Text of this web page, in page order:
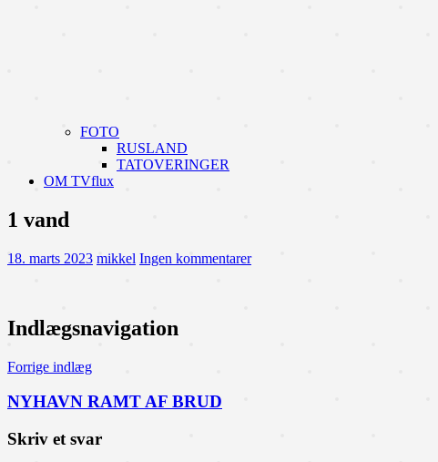
FOTO
RUSLAND
TATOVERINGER
OM TVflux
1 vand
18. marts 2023 mikkel Ingen kommentarer
Indlægsnavigation
Forrige indlæg
NYHAVN RAMT AF BRUD
Skriv et svar